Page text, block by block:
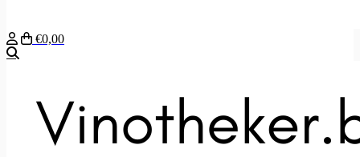
€0,00